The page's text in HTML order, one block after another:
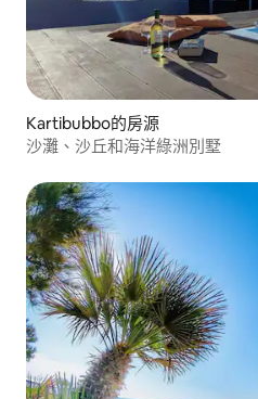
Kartibubbo的房源
沙灘、沙丘和海洋綠洲別墅